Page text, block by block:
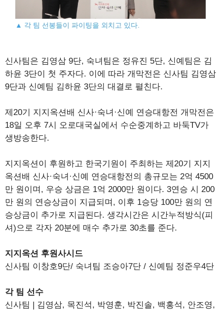
▲ 각 팀 선봉들이 파이팅을 외치고 있다.
신사팀은 김영삼 9단, 숙녀팀은 정유진 5단, 신예팀은 김
하윤 3단이 첫 주자다. 이에 따라 개막전은 신사팀 김영삼
9단과 신예팀 김하윤 3단의 대결로 펼친다.
제20기 지지옥션배 신사·숙녀·신예 연승대항전 개막전은
18일 오후 7시 오로대국실에서 수순중계하고 바둑TV가
생방송한다.
지지옥션이 후원하고 한국기원이 주최하는 제20기 지지
옥션배 신사·숙녀·신예 연승대항전의 총규모는 2억 4500
만 원이며, 우승 상금은 1억 2000만 원이다. 3연승 시 200
만 원의 연승상금이 지급되며, 이후 1승당 100만 원의 연
승상금이 추가로 지급된다. 생각시간은 시간누적방식(피
셔)으로 각자 20분에 매수 추가로 30초를 준다.
지지옥션 후원사시드
신사팀 이창호9단/ 숙녀팀 조승아7단 / 신예팀 정준우4단
각 팀 선수
신사팀 | 김영삼, 목진석, 박영훈, 박진솔, 백홍석, 안조영,